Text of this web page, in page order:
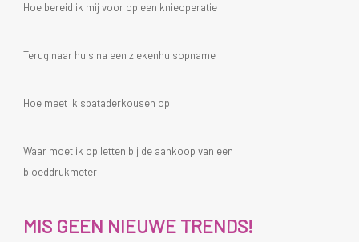
Hoe bereid ik mij voor op een knieoperatie
Terug naar huis na een ziekenhuisopname
Hoe meet ik spataderkousen op
Waar moet ik op letten bij de aankoop van een
bloeddrukmeter
MIS GEEN NIEUWE TRENDS!